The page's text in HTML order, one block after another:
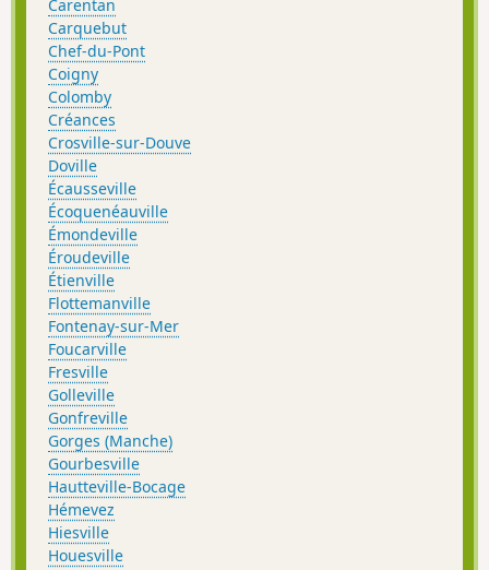
Carentan
Carquebut
Chef-du-Pont
Coigny
Colomby
Créances
Crosville-sur-Douve
Doville
Écausseville
Écoquenéauville
Émondeville
Éroudeville
Étienville
Flottemanville
Fontenay-sur-Mer
Foucarville
Fresville
Golleville
Gonfreville
Gorges (Manche)
Gourbesville
Hautteville-Bocage
Hémevez
Hiesville
Houesville